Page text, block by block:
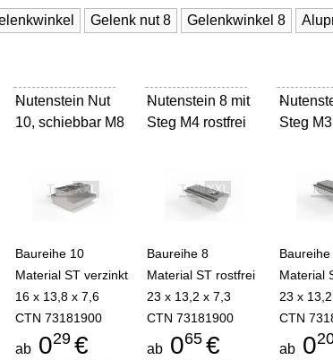
Gelenk nut 8 Gelenkwinkel 8
Nutenstein Nut
10, schiebbar M8
-
Baureihe 10
Material ST verzinkt
16 x 13,8 x 7,6
CTN 73181900
ab029 €
Nutenstein 8 mit
Steg M4 rostfrei
-
Baureihe 8
Material ST rostfrei
23 x 13,2 x 7,3
CTN 73181900
ab 065 €
Steg M3
-
Baureihe
Material
23 x
CTN
ab0